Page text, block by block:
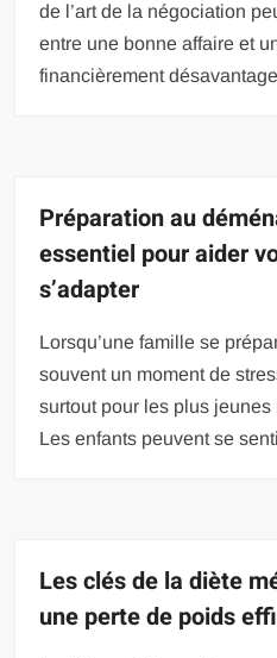
de l’art de la négociation
entre une bonne affaire et
financièrement
Préparation au
essentiel pour aider
s’adapter
Lorsqu’une famille se
souvent un moment de
surtout pour les plus
Les enfants peuvent se
Les clés de la diète
une perte de poids